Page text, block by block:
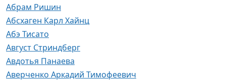
Абрам Ришин
Абсхаген Карл Хайнц
Абэ Тисато
Август Стриндберг
Авдотья Панаева
Аверченко Аркадий Тимофеевич